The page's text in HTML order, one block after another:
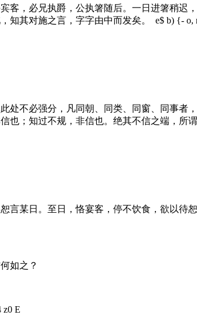
客，必兄执爵，公执箸随后。一日进箸稍
知其对施之言，字字由中而发矣。
e$ b) {- o,
处不必强分，凡同朝、同类、同窗、同事
也；知过不规，非信也。绝其不信之端，所
言某日。至日，恪宴客，停不饮食，欲以待
如之？
z0 E